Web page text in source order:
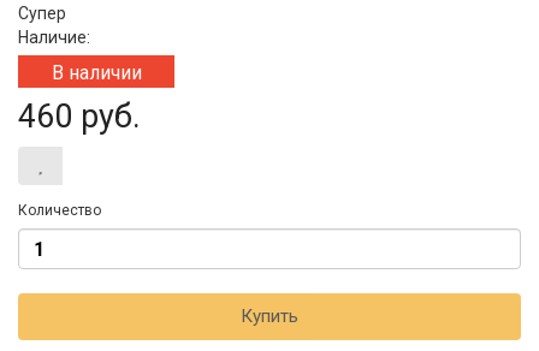
Супер
Наличие:
В наличии
460 руб.
Количество
Купить